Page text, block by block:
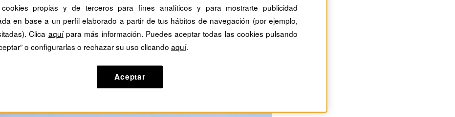
cookies propias y de terceros para fines analíticos y para mostrarte publicidad
en base a un perfil elaborado a partir de tus hábitos de navegación (por ejemplo,
Clica aquípara más información. Puedes aceptar todas las cookies pulsando
o configurarlas o rechazar su uso clicando aquí.
Aceptar